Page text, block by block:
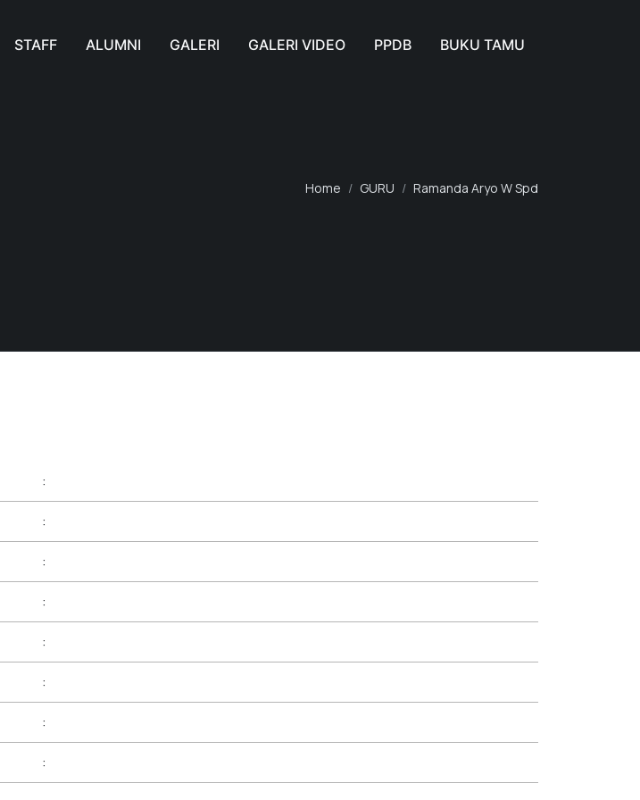
STAFF ALUMNI GALERI GALERI VIDEO PPDB BUKU TAMU
Home GURU Ramanda Aryo W Spd
:
:
:
:
:
:
:
: